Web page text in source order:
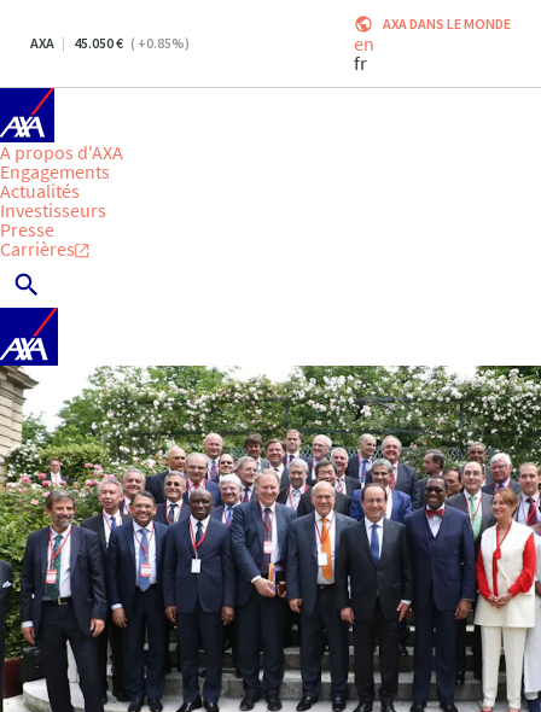
AXA 45.050 ( +0.85%)
AXA DANS LE MONDE
en
fr
A propos d'AXA
Engagements
Actualités
Investisseurs
Presse
Carrières